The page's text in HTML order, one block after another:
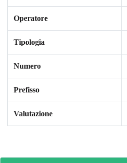
Operatore
Tipologia
Numero
Prefisso
Valutazione